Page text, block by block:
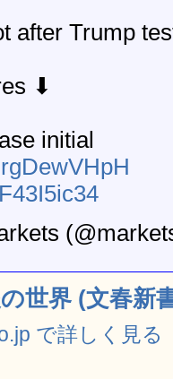
after Trump
⬇
initial
世界 (文春新
で詳しく見る